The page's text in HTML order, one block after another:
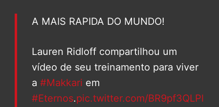
A MAIS RAPIDA DO MUNDO!
Lauren Ridloff compartilhou um
vídeo de seu treinamento para viver
a #Makkari em
#Eternos.pic.twitter.com/BR9pf3QLPl